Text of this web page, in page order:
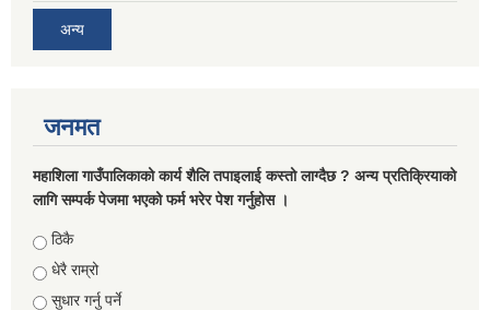
अन्य
जनमत
महाशिला गाउँपालिकाको कार्य शैलि तपाइलाई कस्तो लाग्दैछ ? अन्य प्रतिक्रियाको
लागि सम्पर्क पेजमा भएको फर्म भरेर पेश गर्नुहोस ।
Choices
ठिकै
धेरै राम्रो
सुधार गर्नु पर्ने